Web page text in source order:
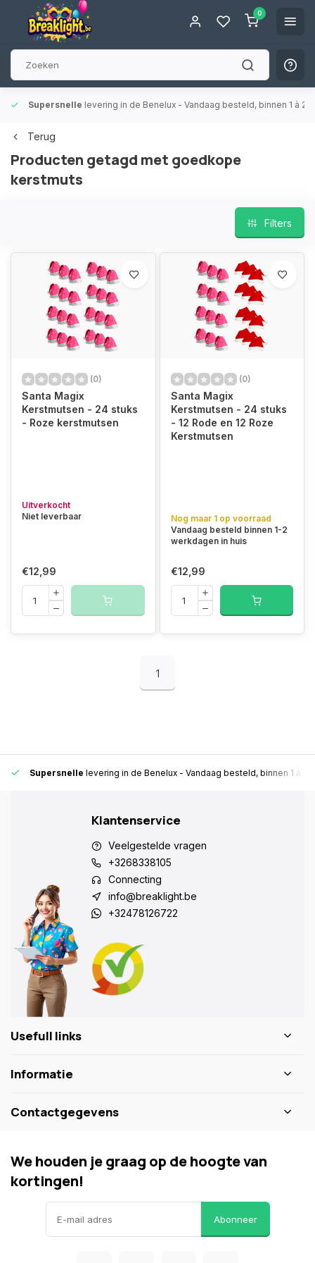
0
Supersnelle levering in de Benelux - Vandaag besteld, binnen 1 à 2
Terug
Producten getagd met goedkope
kerstmuts
Filters
(0)
Santa Magix
Kerstmutsen - 24 stuks
- Roze kerstmutsen
Uitverkocht
Niet leverbaar
€12,99
(0)
Santa Magix
Kerstmutsen - 24 stuks
- 12 Rode en 12 Roze
Kerstmutsen
Nog maar 1 op voorraad
Vandaag besteld binnen 1-2
werkdagen in huis
€12,99
1
Supersnelle levering in de Benelux - Vandaag besteld, binnen 1 à 2
Klantenservice
Veelgestelde vragen
+3268338105
Connecting
info@breaklight.be
+32478126722
Usefull links
Informatie
Contactgegevens
We houden je graag op de hoogte van
kortingen!
Abonneer